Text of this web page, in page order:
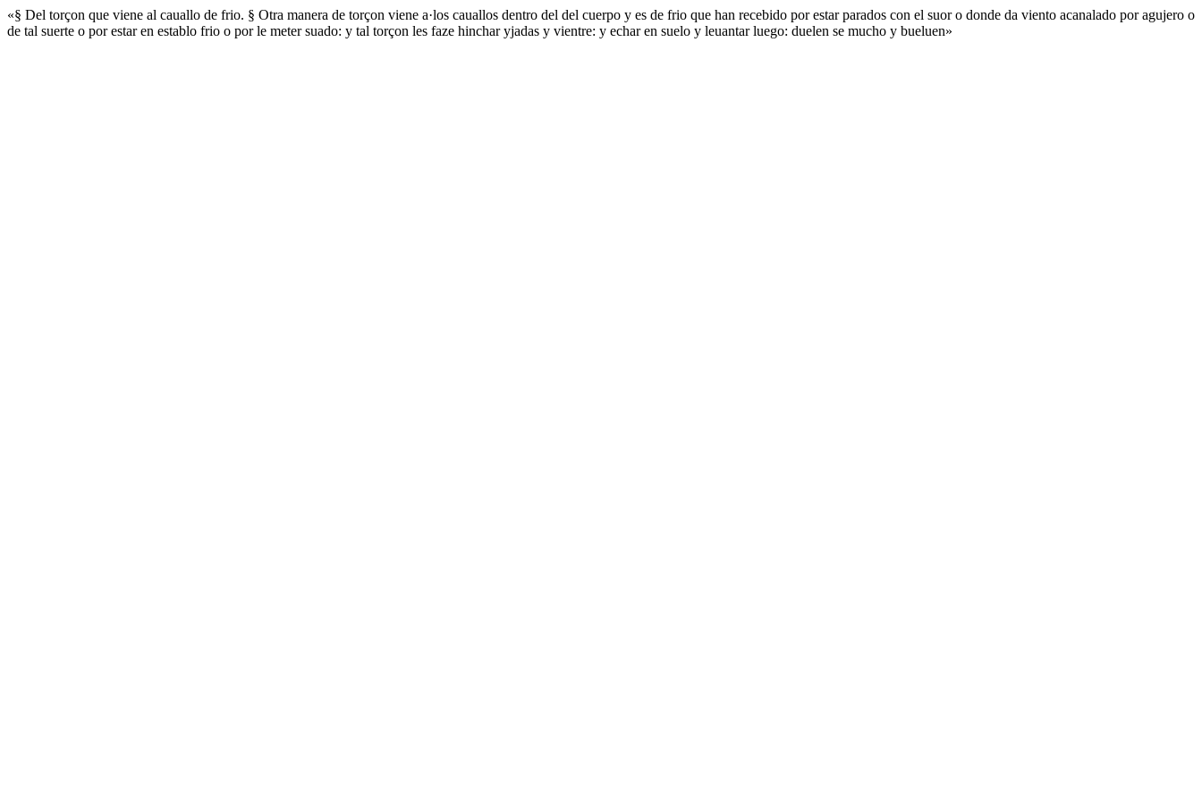
«§ Del torçon que viene al cauallo de frio. § Otra manera de torçon viene a·los cauallos dentro del del cuerpo y es de frio que han recebido por estar parados con el suor o donde da viento acanalado por agujero o
de tal suerte o por estar en establo frio o por le meter suado: y tal torçon les faze hinchar yjadas y vientre: y echar en suelo y leuantar luego: duelen se mucho y bueluen»